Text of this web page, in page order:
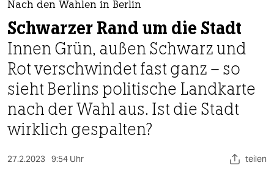
nord
wahrheit
verlag
verlag
veranstaltungen
shop
fragen & hilfe
Nach den Wahlen in Berlin
Schwarzer Rand um die Stadt
Innen Grün, außen Schwarz und
Rot verschwindet fast ganz – so
sieht Berlins politische Landkarte
nach der Wahl aus. Ist die Stadt
wirklich gespalten?
27.2.2023 9:54 Uhr teilen